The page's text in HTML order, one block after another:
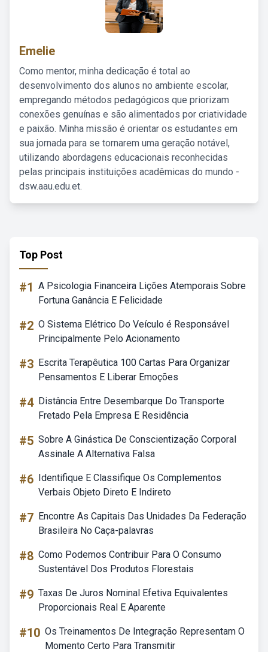
Emelie
Como mentor, minha dedicação é total ao
desenvolvimento dos alunos no ambiente escolar,
empregando métodos pedagógicos que priorizam
conexões genuínas e são alimentados por criatividade
e paixão. Minha missão é orientar os estudantes em
sua jornada para se tornarem uma geração notável,
utilizando abordagens educacionais reconhecidas
pelas principais instituições acadêmicas do mundo -
dsw.aau.edu.et.
Top Post
#1 A Psicologia Financeira Lições Atemporais Sobre
Fortuna Ganância E Felicidade
#2 O Sistema Elétrico Do Veículo é Responsável
Principalmente Pelo Acionamento
#3 Escrita Terapêutica 100 Cartas Para Organizar
Pensamentos E Liberar Emoções
#4 Distância Entre Desembarque Do Transporte
Fretado Pela Empresa E Residência
#5 Sobre A Ginástica De Conscientização Corporal
Assinale A Alternativa Falsa
#6 Identifique E Classifique Os Complementos
Verbais Objeto Direto E Indireto
#7 Encontre As Capitais Das Unidades Da Federação
Brasileira No Caça-palavras
#8 Como Podemos Contribuir Para O Consumo
Sustentável Dos Produtos Florestais
#9 Taxas De Juros Nominal Efetiva Equivalentes
Proporcionais Real E Aparente
#10 Os Treinamentos De Integração Representam O
Momento Certo Para Transmitir